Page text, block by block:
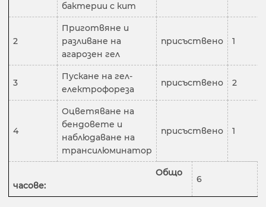
бактерии с кит
2
Приготвяне и
разливане на
агарозен гел
присъствено 1
3
Пускане на гел-
електрофореза
присъствено 2
4
Оцветяване на
бендовете и
наблюдаване на
трансилюминатор
присъствено 1
Общо
часове:
6